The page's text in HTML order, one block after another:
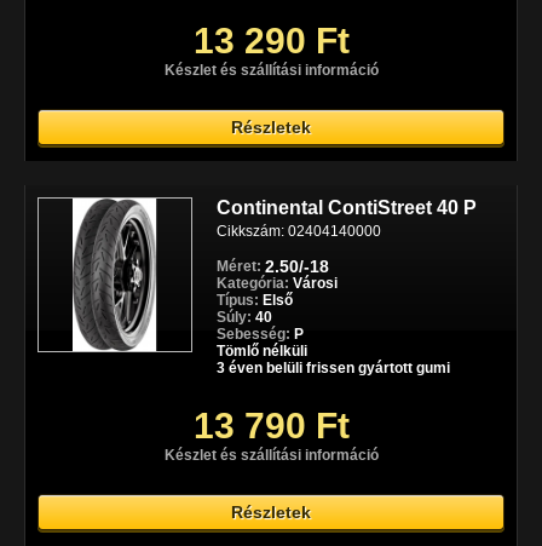
13 290 Ft
Készlet és szállítási információ
Részletek
Continental ContiStreet 40 P
Cikkszám: 02404140000
Méret: 2.50/-18
Kategória: Városi
Típus: Első
Súly: 40
Sebesség: P
Tömlő nélküli
3 éven belüli frissen gyártott gumi
13 790 Ft
Készlet és szállítási információ
Részletek